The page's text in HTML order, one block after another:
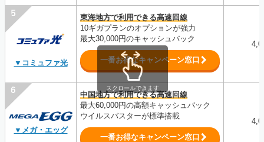
▼コミュファ光
東海地方で利用できる高速回線
10ギガプランのオプションが強力
最大30,000円のキャッシュバック
一番お得なキャンペーン窓口
▼メガ・エッグ
中国地方で利用できる高速回線
最大60,000円の高額キャッシュバック
ウイルスバスターが標準搭載
一番お得なキャンペーン窓口
スクロールできます